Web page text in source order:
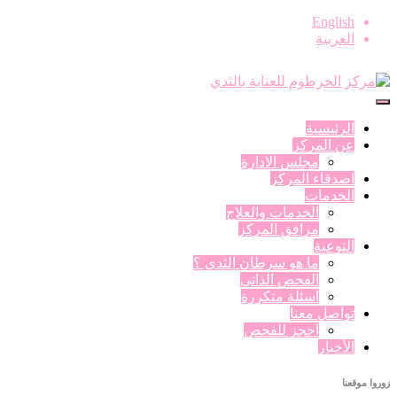
English
العربية
الرئيسية
عن المركز
مجلس الادارة
اصدقاء المركز
الخدمات
الخدمات والعلاج
مرافق المركز
التوعية
ما هو سرطان الثدي ؟
الفحص الذاتي
اسئلة متكررة
تواصل معنا
احجز للفحص
الأخبار
زوروا موقعنا